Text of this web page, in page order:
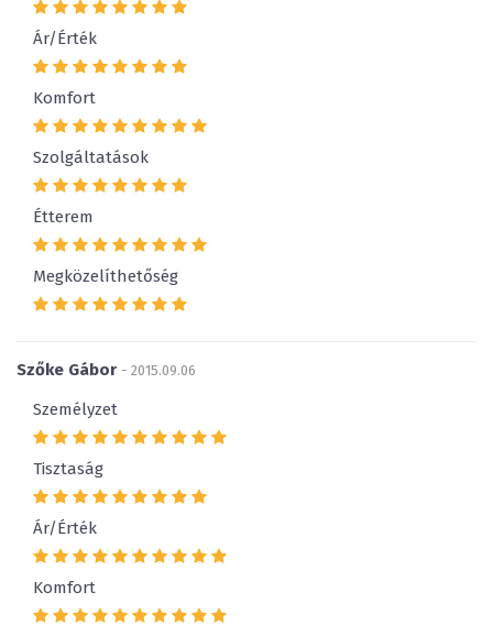
Ár/Érték
Komfort
Szolgáltatások
Étterem
Megközelíthetőség
Szőke Gábor - 2015.09.06
Személyzet
Tisztaság
Ár/Érték
Komfort